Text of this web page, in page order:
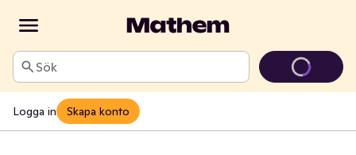
Sök
Logga in Skapa konto